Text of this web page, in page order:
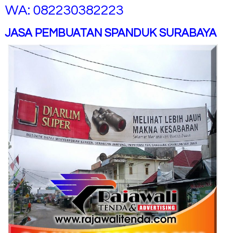
WA: 082230382223
JASA PEMBUATAN SPANDUK SURABAYA